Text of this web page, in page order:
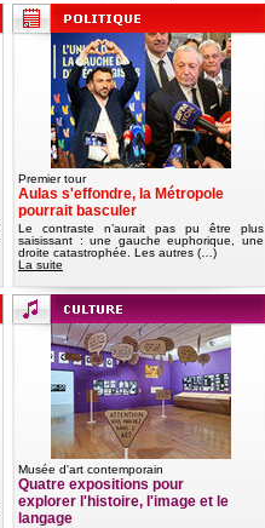
Premier tour
Aulas s'effondre, la Métropole
pourrait basculer
Le contraste n’aurait pas pu être plus
saisissant : une gauche euphorique, une
droite catastrophée. Les autres (…)
La suite
Musée d'art contemporain
Quatre expositions pour
explorer l'histoire, l'image et le
langage